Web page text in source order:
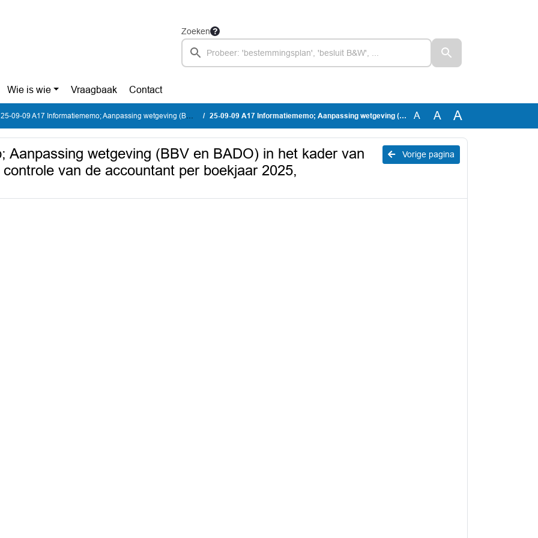
Zoeken
Wie is wie Vraagbaak Contact
25-09-09 A17 Informatiememo; Aanpassing wetgeving (BBV en BADO) in het kader van de rechtmatigheidscontrole en controle van de accountant per boekjaar 2025 25-09-09 A17 Informatiememo; Aanpassing wetgeving (BBV en BADO) in het kader van de rechtmatigheidscontrole en controle van de accountant per boekjaar 2025, Collegevoorstel A A A
Vorige pagina
Aanpassing wetgeving (BBV en BADO) in het kader van
van de accountant per boekjaar 2025,